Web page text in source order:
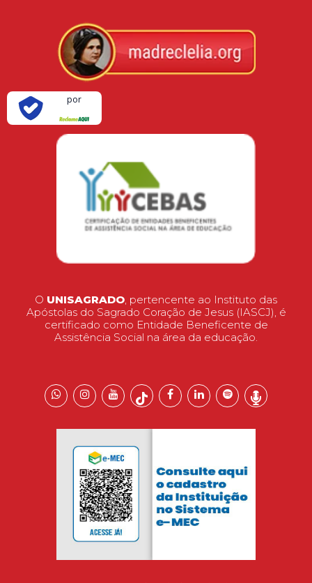
por
O UNISAGRADO, pertencente ao Instituto das
Apóstolas do Sagrado Coração de Jesus (IASCJ), é
certificado como Entidade Beneficente de
Assistência Social na área da educação.